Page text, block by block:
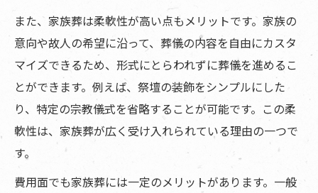
また、家族葬は柔軟性が高い点もメリットです。家族の
意向や故人の希望に沿って、葬儀の内容を自由にカスタ
マイズできるため、形式にとらわれずに葬儀を進めるこ
とができます。例えば、祭壇の装飾をシンプルにした
り、特定の宗教儀式を省略することが可能です。この柔
軟性は、家族葬が広く受け入れられている理由の一つで
す。
費用面でも家族葬には一定のメリットがあります。一般